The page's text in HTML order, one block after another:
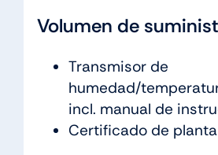
Volumen de
Transmisor de
humedad/
incl. manual de
Certificado de planta